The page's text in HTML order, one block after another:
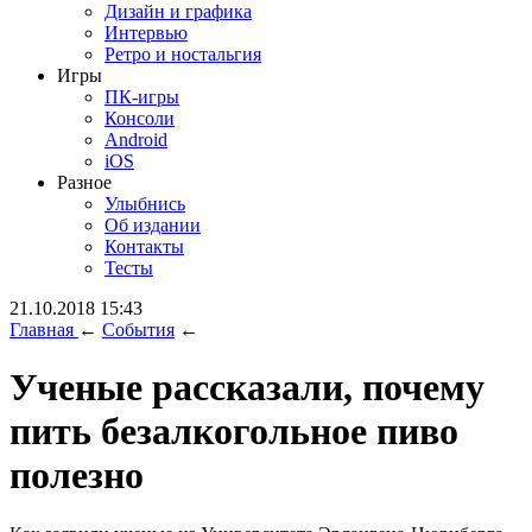
Дизайн и графика
Интервью
Ретро и ностальгия
Игры
ПК-игры
Консоли
Android
iOS
Разное
Улыбнись
Об издании
Контакты
Тесты
21.10.2018 15:43
Главная ← События ←
Ученые рассказали, почему
пить безалкогольное пиво
полезно